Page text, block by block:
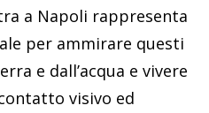
a Napoli rappresenta
per ammirare questi
e dall’acqua e vivere
visivo ed